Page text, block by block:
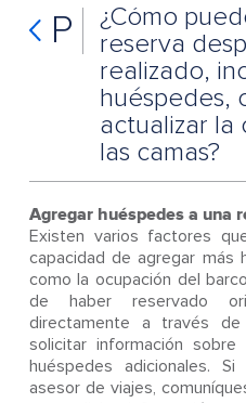
P
¿Cómo
reserva
realizado,
huéspedes,
actualizar la
las camas?
Agregar huéspedes a una
Existen varios factores
capacidad de agregar más
como la ocupación del
de haber reservado
directamente a través de
solicitar información
huéspedes adicionales.
asesor de viajes,